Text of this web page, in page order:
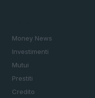
Money News
Investimenti
Mutui
Prestiti
Credito